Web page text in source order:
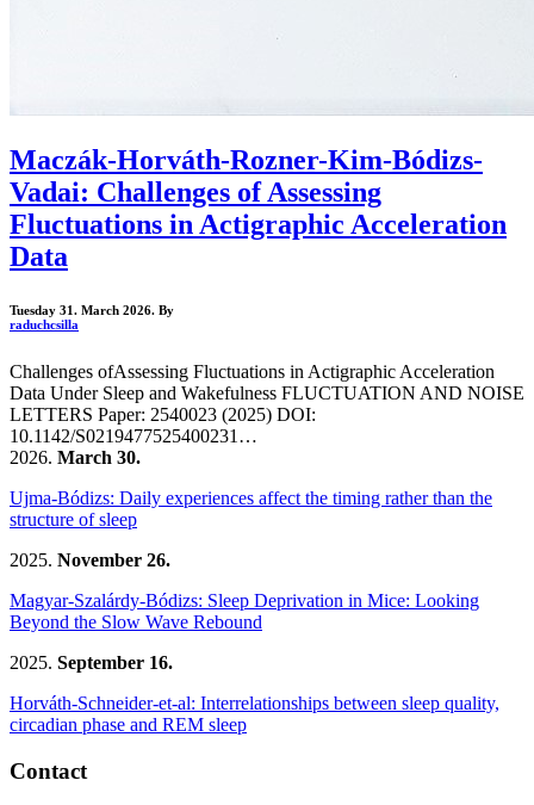
Maczák-Horváth-Rozner-Kim-Bódizs-
Vadai: Challenges of Assessing
Fluctuations in Actigraphic Acceleration
Data
Tuesday 31. March 2026. By
raduchcsilla
Challenges ofAssessing Fluctuations in Actigraphic Acceleration
Data Under Sleep and Wakefulness FLUCTUATION AND NOISE
LETTERS Paper: 2540023 (2025) DOI:
10.1142/S0219477525400231…
2026. March 30.
Ujma-Bódizs: Daily experiences affect the timing rather than the
structure of sleep
2025. November 26.
Magyar-Szalárdy-Bódizs: Sleep Deprivation in Mice: Looking
Beyond the Slow Wave Rebound
2025. September 16.
Horváth-Schneider-et-al: Interrelationships between sleep quality,
circadian phase and REM sleep
Contact